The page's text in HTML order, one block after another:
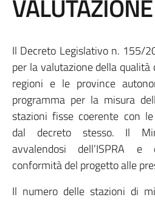
Il Decreto Legislativo n. 155/
per la valutazione della qualità
regioni e le province
programma per la misura
stazioni fisse coerente con
dal decreto stesso. Il
avvalendosi dell’ISPRA e
conformità del progetto alle
Il numero delle stazioni di